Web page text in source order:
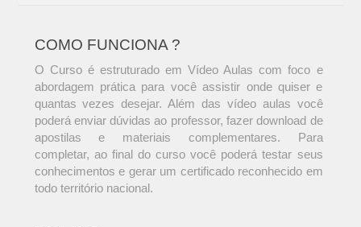
COMO FUNCIONA ?
O Curso é estruturado em Vídeo Aulas com foco e
abordagem prática para você assistir onde quiser e
quantas vezes desejar. Além das vídeo aulas você
poderá enviar dúvidas ao professor, fazer download de
apostilas e materiais complementares. Para
completar, ao final do curso você poderá testar seus
conhecimentos e gerar um certificado reconhecido em
todo território nacional.